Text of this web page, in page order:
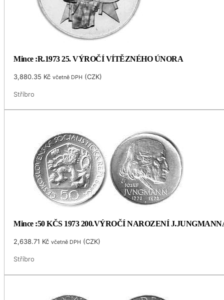
Mince :R.1973 25. VÝROČÍ VÍTĚZNÉHO ÚNORA
3,880.35 Kč včetně DPH (CZK)
Stříbro
Mince :50 KČS 1973 200.VÝROČÍ NAROZENÍ
2,638.71 Kč včetně DPH (CZK)
Stříbro